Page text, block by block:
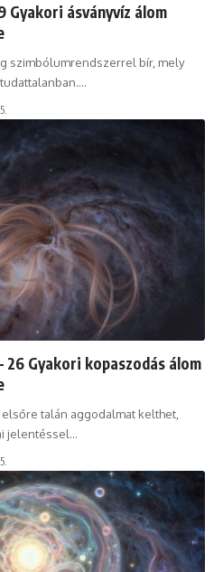
Gyakori ásványvíz álom
szimbólumrendszerrel bír, mely
26 Gyakori kopaszodás álom
talán aggodalmat kelthet,
jelentéssel…